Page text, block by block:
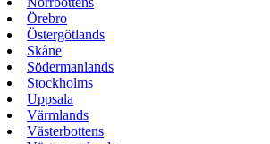
Örebro
Östergötlands
Skåne
Södermanlands
Stockholms
Uppsala
Värmlands
Västerbottens